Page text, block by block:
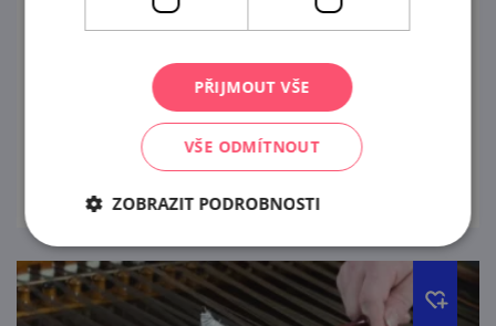
14. 8. '26
Degustace vína v Zahrádce u Zajíce v
Mikulově
prohlédnout
PŘIJMOUT VŠE
VŠE ODMÍTNOUT
ZOBRAZIT PODROBNOSTI